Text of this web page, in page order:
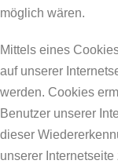
möglich wären.
Mittels eines
auf unserer
werden. Cookies
Benutzer unserer
dieser
unserer